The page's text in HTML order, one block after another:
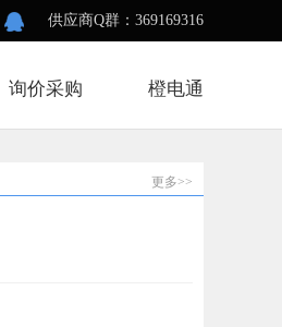
供应商Q群：369169316
询价采购 橙电通
更多>>